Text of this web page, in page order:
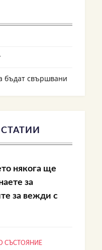
бъдат свършвани
някога ще
за
за вежди с
СЪСТОЯНИЕ